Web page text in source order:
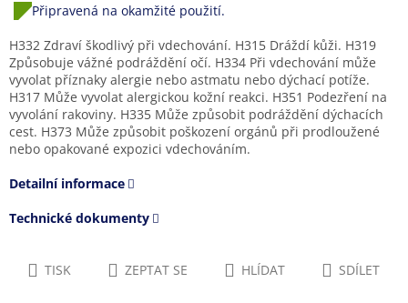
Připravená na okamžité použití.
H332 Zdraví škodlivý při vdechování. H315 Dráždí kůži. H319
Způsobuje vážné podráždění očí. H334 Při vdechování může
vyvolat příznaky alergie nebo astmatu nebo dýchací potíže.
H317 Může vyvolat alergickou kožní reakci. H351 Podezření na
vyvolání rakoviny. H335 Může způsobit podráždění dýchacích
cest. H373 Může způsobit poškození orgánů při prodloužené
nebo opakované expozici vdechováním.
Detailní informace
Technické dokumenty
TISK ZEPTAT SE HLÍDAT SDÍLET